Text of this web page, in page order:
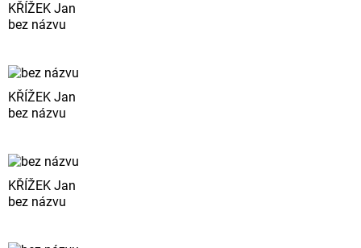
KŘÍŽEK Jan
bez názvu
KŘÍŽEK Jan
bez názvu
KŘÍŽEK Jan
bez názvu